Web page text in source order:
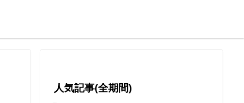
人気記事(全期間)